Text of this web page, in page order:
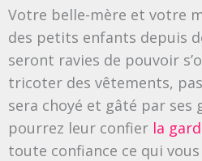
Votre belle-mère et votre
des petits enfants depuis
seront ravies de pouvoir
tricoter des vêtements,
sera choyé et gâté par ses
pourrez leur confier la
toute confiance ce qui